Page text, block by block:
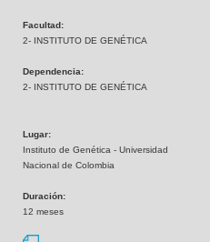
Facultad:
2- INSTITUTO DE GENÉTICA
Dependencia:
2- INSTITUTO DE GENÉTICA
Lugar:
Instituto de Genética - Universidad
Nacional de Colombia
Duración:
12 meses